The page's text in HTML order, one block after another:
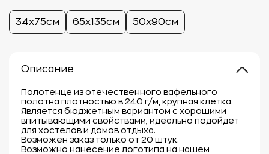
34х75см 65х135см 50х90см
Описание
Полотенце из отечественного вафельного
полотна плотностью в 240 г/м, крупная клетка.
Является бюджетным вариантом с хорошими
впитывающими свойствами, идеально подойдет
для хостелов и домов отдыха.
Возможен заказ только от 20 штук.
Возможно нанесение логотипа на нашем